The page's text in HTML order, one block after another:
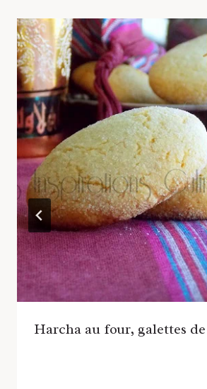
Harcha au four, galettes